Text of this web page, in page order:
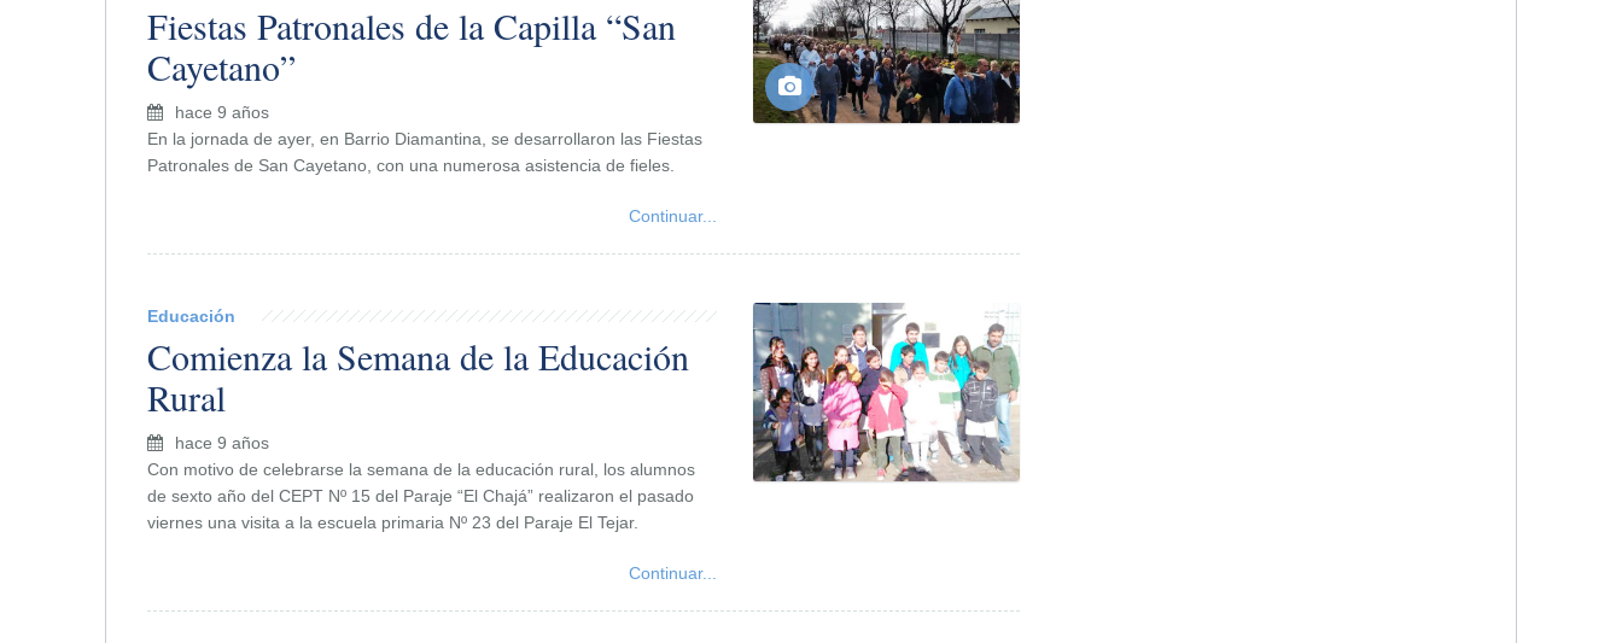
Fiestas Patronales de la Capilla “San
Cayetano”
hace 9 años
En la jornada de ayer, en Barrio Diamantina, se desarrollaron las Fiestas
Patronales de San Cayetano, con una numerosa asistencia de fieles.
Continuar...
Educación
Comienza la Semana de la Educación
Rural
hace 9 años
Con motivo de celebrarse la semana de la educación rural, los alumnos
de sexto año del CEPT Nº 15 del Paraje “El Chajá” realizaron el pasado
viernes una visita a la escuela primaria Nº 23 del Paraje El Tejar.
Continuar...